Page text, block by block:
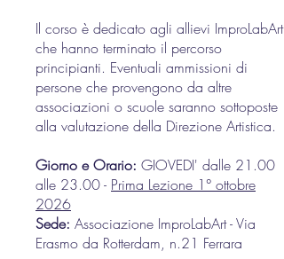
Il corso è dedicato agli allievi ImproLabArt
che hanno terminato il percorso
principianti. Eventuali ammissioni di
persone che provengono da altre
associazioni o scuole saranno sottoposte
alla valutazione della Direzione Artistica.
Giorno e Orario: GIOVEDI' dalle 21.00
alle 23.00 - Prima Lezione 1° ottobre
2026
Sede: Associazione ImproLabArt -Via
Erasmo da Rotterdam, n.21 Ferrara